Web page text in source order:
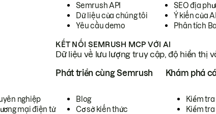
Semrush API
Dữ liệu của chúng tôi
Yêu cầu demo
SEO địa
Ý kiến của
Phân tích
KẾT NỐI SEMRUSH MCP VỚI AI
Dữ liệu về lưu lượng truy cập, độ hiển thị
nghiệp
mại điện tử
Phát triển cùng Semrush
Blog
Cơ sở kiến thức
Khám phá
Kiểm
Kiểm tra